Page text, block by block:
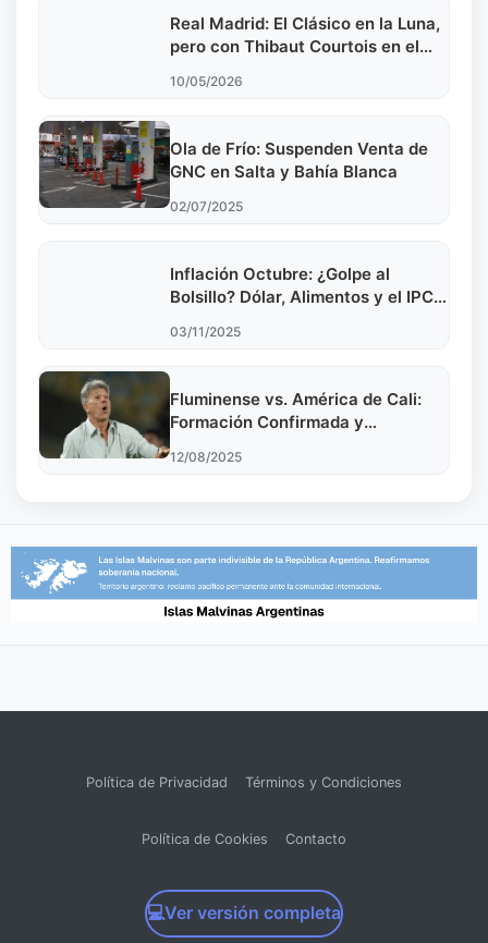
Real Madrid: El Clásico en la Luna,
pero con Thibaut Courtois en el
10/05/2026
Ola de Frío: Suspenden Venta de
GNC en Salta y Bahía Blanca
02/07/2025
Inflación Octubre: ¿Golpe al
Bolsillo? Dólar, Alimentos y el IPC
03/11/2025
Fluminense vs. América de Cali:
Formación Confirmada y
12/08/2025
Política de Privacidad Términos y Condiciones
Política de Cookies Contacto
💻Ver versión completa